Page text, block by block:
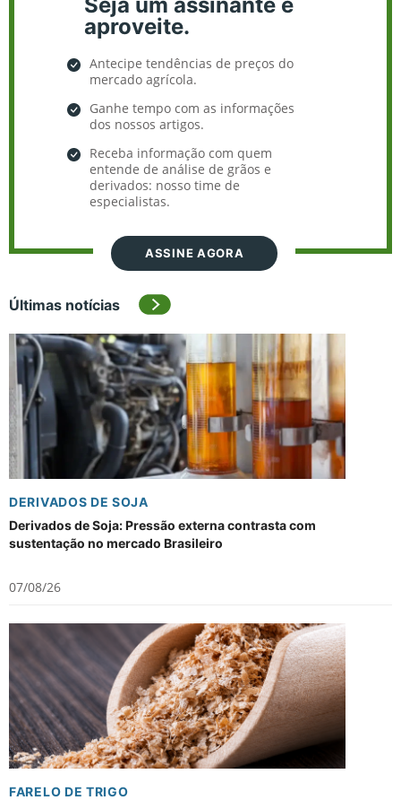
aproveite.
Antecipe tendências de preços do
mercado agrícola.
Ganhe tempo com as informações
dos nossos artigos.
Receba informação com quem
entende de análise de grãos e
derivados: nosso time de
especialistas.
ASSINE AGORA
Últimas notícias
DERIVADOS DE SOJA
Derivados de Soja: Pressão externa contrasta com
sustentação no mercado Brasileiro
07/08/26
FARELO DE TRIGO